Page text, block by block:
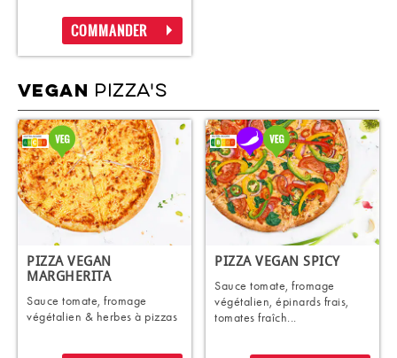
COMMANDER
VEGAN PIZZA'S
PIZZA VEGAN
MARGHERITA
Sauce tomate, fromage
végétalien & herbes à pizzas
PIZZA VEGAN SPICY
Sauce tomate, fromage
végétalien, épinards frais,
tomates fraîch...